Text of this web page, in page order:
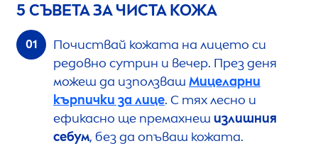
5 СЪВЕТА ЗА ЧИСТА КОЖА
Почиствай кожата на лицето си
редовно сутрин и вечер. През деня
можеш да използваш Мицеларни
кърпички за лице. С тях лесно и
ефикасно ще премахнеш излишния
себум, без да опъваш кожата.